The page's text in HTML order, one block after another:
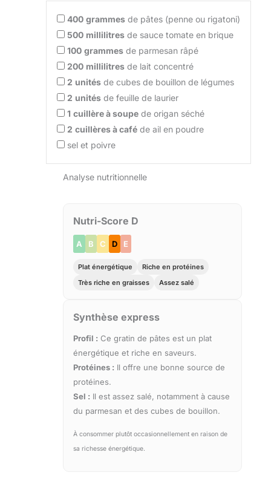
400 grammes de pâtes (penne ou rigatoni)
500 millilitres de sauce tomate en brique
100 grammes de parmesan râpé
200 millilitres de lait concentré
2 unités de cubes de bouillon de légumes
2 unités de feuille de laurier
1 cuillère à soupe de origan séché
2 cuillères à café de ail en poudre
sel et poivre
Analyse nutritionnelle
Nutri-Score D
A B C D E
Plat énergétique
Riche en protéines
Très riche en graisses
Assez salé
Synthèse express
Profil : Ce gratin de pâtes est un plat
énergétique et riche en saveurs.
Protéines : Il offre une bonne source de
protéines.
Sel : Il est assez salé, notamment à cause
du parmesan et des cubes de bouillon.
À consommer plutôt occasionnellement en raison de
sa richesse énergétique.